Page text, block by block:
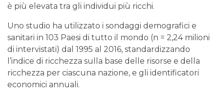
è più elevata tra gli individui più ricchi.
Uno studio ha utilizzato i sondaggi demografici e
sanitari in 103 Paesi di tutto il mondo (n = 2,24 milioni
di intervistati) dal 1995 al 2016, standardizzando
l’indice di ricchezza sulla base delle risorse e della
ricchezza per ciascuna nazione, e gli identificatori
economici annuali.